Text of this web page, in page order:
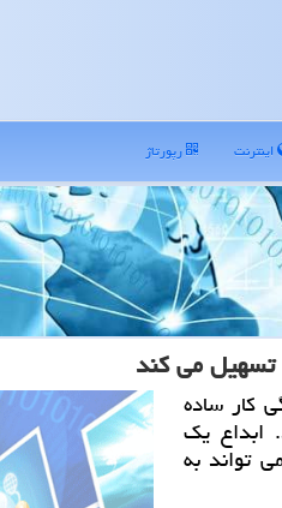
اینترنت رپورتاژ
تسهیل می كند
كار ساده
ابداع یك
تواند به